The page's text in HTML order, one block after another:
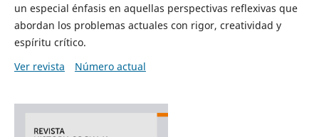
un especial énfasis en aquellas perspectivas reflexivas que
abordan los problemas actuales con rigor, creatividad y
espíritu crítico.
Ver revista
Número actual